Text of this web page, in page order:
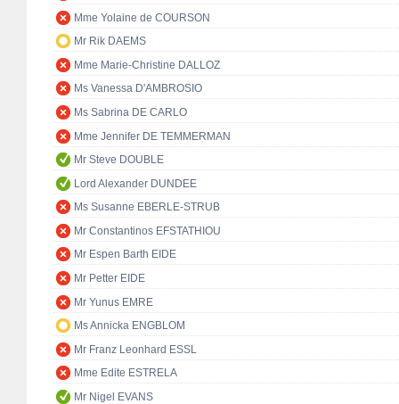
Mme Yolaine de COURSON
Mr Rik DAEMS
Mme Marie-Christine DALLOZ
Ms Vanessa D'AMBROSIO
Ms Sabrina DE CARLO
Mme Jennifer DE TEMMERMAN
Mr Steve DOUBLE
Lord Alexander DUNDEE
Ms Susanne EBERLE-STRUB
Mr Constantinos EFSTATHIOU
Mr Espen Barth EIDE
Mr Petter EIDE
Mr Yunus EMRE
Ms Annicka ENGBLOM
Mr Franz Leonhard ESSL
Mme Edite ESTRELA
Mr Nigel EVANS